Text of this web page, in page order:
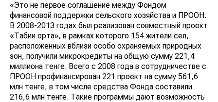
«Это не первое соглашение между Фондом
финансовой поддержки сельского хозяйства и ПРООН.
В 2008-2013 годах был реализован совместный проект
«Табиғи орта», в рамках которого 154 жители сел,
расположенных вблизи особо охраняемых природных
зон, получили микрокредиты на общую сумму 221,4
миллиона тенге. Всего с 2008 года в сотрудничестве с
ПРООН профинансирован 221 проект на сумму 561,6
млн тенге, в том числе средства Фонда составили
216,6 млн тенге. Такие программы дают возможность